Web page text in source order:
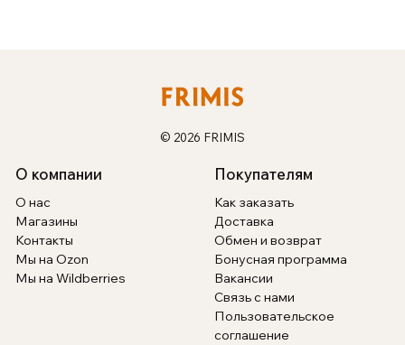
© 2026 FRIMIS
О компании
О нас
Магазины
Контакты
Мы на Ozon
Мы на Wildberries
Покупателям
Как заказать
Доставка
Обмен и возврат
Бонусная программа
Вакансии
Связь с нами
Пользовательское
соглашение